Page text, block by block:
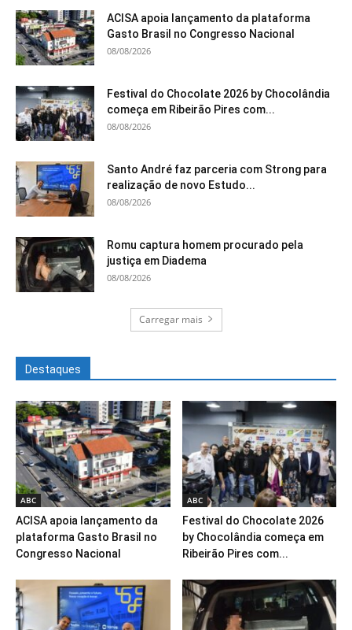
ACISA apoia lançamento da plataforma
Gasto Brasil no Congresso Nacional
08/08/2026
Festival do Chocolate 2026 by Chocolândia
começa em Ribeirão Pires com...
08/08/2026
Santo André faz parceria com Strong para
realização de novo Estudo...
08/08/2026
Romu captura homem procurado pela
justiça em Diadema
08/08/2026
Carregar mais
Destaques
ABC
ACISA apoia lançamento da
plataforma Gasto Brasil no
Congresso Nacional
ABC
Festival do Chocolate 2026
by Chocolândia começa em
Ribeirão Pires com...